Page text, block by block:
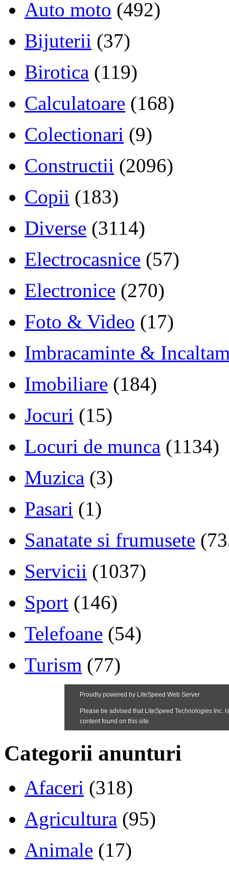
Auto moto (492)
Bijuterii (37)
Birotica (119)
Calculatoare (168)
Colectionari (9)
Constructii (2096)
Copii (183)
Diverse (3114)
Electrocasnice (57)
Electronice (270)
Foto & Video (17)
Imbracaminte &
Imobiliare (184)
Jocuri (15)
Locuri de munca (1134)
Muzica (3)
Pasari (1)
Sanatate si frumusete
Servicii (1037)
Sport (146)
Telefoane (54)
Turism (77)
Categorii anunturi
Afaceri (318)
Agricultura (95)
Animale (17)